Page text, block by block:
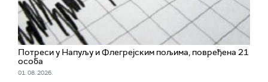
Потреси у Напуљу и Флегрејским пољима, повређена 21
особа
01. 08. 2026.